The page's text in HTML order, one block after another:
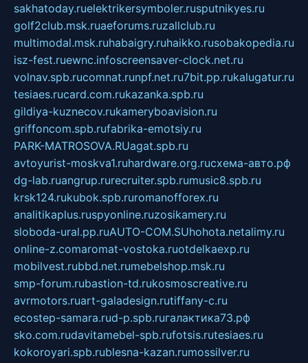
sakhatoday.ruelektrikersymboler.rusputnikyes.ru
golf2club.msk.ruaeforums.ruzallclub.ru
multimodal.msk.ruhabaigry.ruhaikko.rusobakopedia.ru
isz-fest.ruewnc.infoscreensaver-clock.net.ru
volnav.spb.rucomnat.runpf.net.ru7bit.pp.rukalugatur.ru
tesiaes.rucard.com.rukazanka.spb.ru
gildiya-kuznecov.rukameryboavision.ru
griffoncom.spb.rufabrika-emotsiy.ru
PARK-MATROSOVA.RUagat.spb.ru
avtoyurist-moskva1.ruhardware.org.ruсхема-авто.рф
dg-lab.ruangrup.rurecruiter.spb.rumusic8.spb.ru
krsk124.rukubok.spb.ruromanofforex.ru
analitikaplus.ruspyonline.ruzosikamery.ru
sloboda-ural.pp.ruAUTO-COM.SUhohota.netalimy.ru
online-z.comaromat-vostoka.ruotdelkaexp.ru
mobilvest.rubbd.net.rumebelshop.msk.ru
smp-forum.rubastion-td.rukosmoscreative.ru
avrmotors.ruart-galadesign.rutiffany-c.ru
ecostep-samara.rud-p.spb.ruгалактика73.рф
sko.com.rudavitamebel-spb.rufotsis.rutesiaes.ru
kokoroyari.spb.rublesna-kazan.rumossilver.ru